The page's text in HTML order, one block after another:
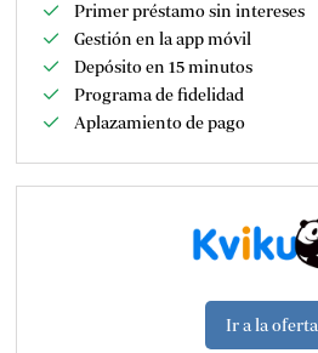
Primer préstamo sin intereses
Gestión en la app móvil
Depósito en 15 minutos
Programa de fidelidad
Aplazamiento de pago
Ir a la oferta